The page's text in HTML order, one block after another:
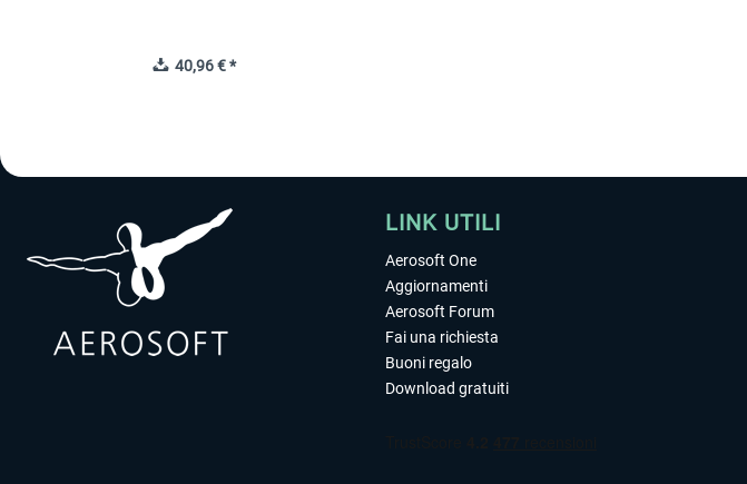
40,96 € *
LINK UTILI
Aerosoft One
Aggiornamenti
Aerosoft Forum
Fai una richiesta
Buoni regalo
Download gratuiti